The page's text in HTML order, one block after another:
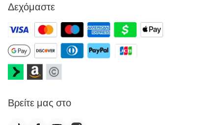
Δεχόμαστε
Βρείτε μας στο